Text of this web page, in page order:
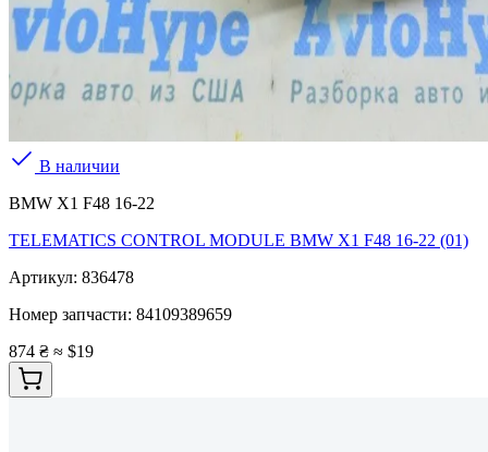
В наличии
BMW X1 F48 16-22
TELEMATICS CONTROL MODULE BMW X1 F48 16-22 (01)
Артикул: 836478
Номер запчасти: 84109389659
874 ₴ ≈ $19